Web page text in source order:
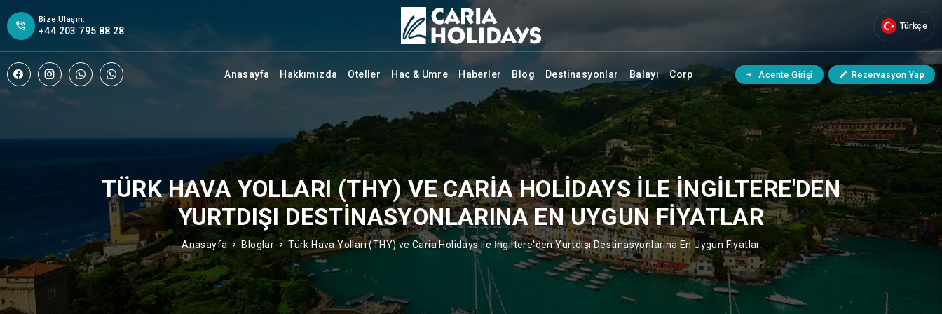
Bize Ulaşın:
+44 203 795 88 28 Türkçe
Anasayfa Hakkımızda Oteller Hac & Umre Haberler Blog Destinasyonlar Balayı Corp Acente Girişi Rezervasyon Yap
TÜRK HAVA YOLLARI (THY) VE CARIA HOLIDAYS ILE İNGILTERE'DEN
YURTDIŞI DESTINASYONLARINA EN UYGUN FIYATLAR
Anasayfa Bloglar Türk Hava Yolları (THY) ve Caria Holidays ile İngiltere'den Yurtdışı Destinasyonlarına En Uygun Fiyatlar